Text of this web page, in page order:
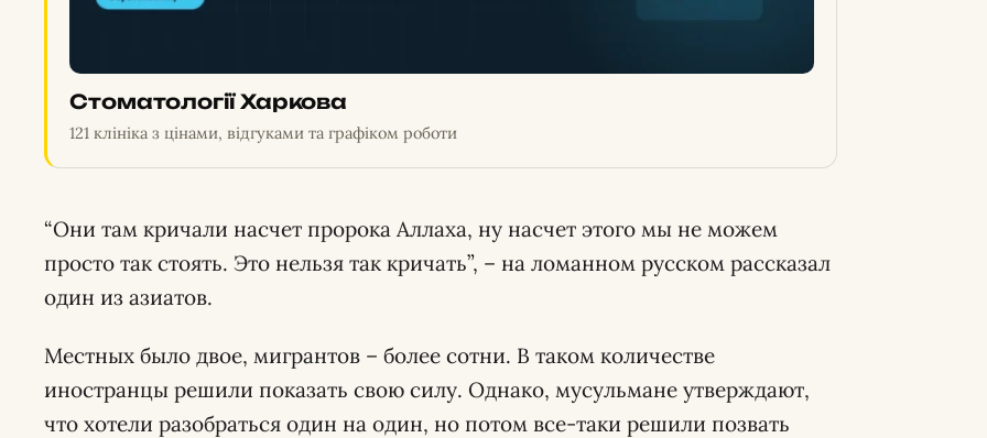
Стоматології Харкова
121 клініка з цінами, відгуками та графіком роботи
“Они там кричали насчет пророка Аллаха, ну насчет этого мы не можем
просто так стоять. Это нельзя так кричать”, – на ломанном русском рассказал
один из азиатов.
Местных было двое, мигрантов – более сотни. В таком количестве
иностранцы решили показать свою силу. Однако, мусульмане утверждают,
что хотели разобраться один на один, но потом все-таки решили позвать